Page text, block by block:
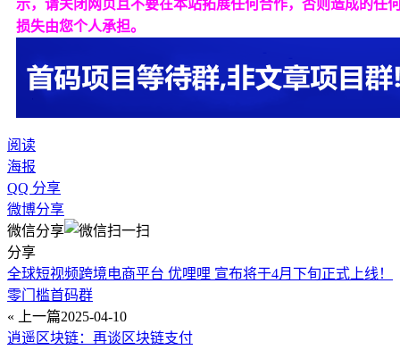
示，请关闭网页且不要在本站拓展任何合作，否则造成的任
损失由您个人承担。
阅读
海报
QQ 分享
微博分享
微信分享
分享
全球短视频跨境电商平台 优哩哩 宣布将于4月下旬正式上线！
零门槛首码群
« 上一篇2025-04-10
逍遥区块链：再谈区块链支付